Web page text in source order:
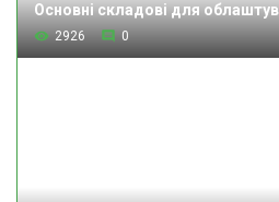
Основні складові для
2926 0